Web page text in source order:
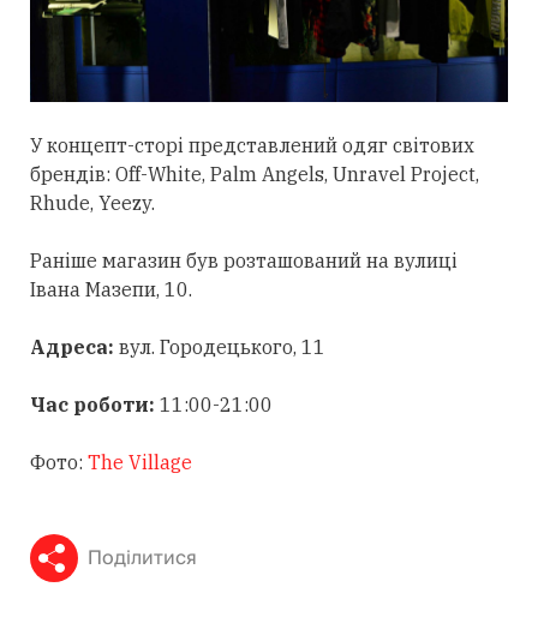
У концепт-сторі представлений одяг світових
брендів: Off-White, Palm Angels, Unravel Project,
Rhude, Yeezy.
Раніше магазин був розташований на вулиці
Івана Мазепи, 10.
Адреса: вул. Городецького, 11
Час роботи: 11:00-21:00
Фото: The Village
Поділитися